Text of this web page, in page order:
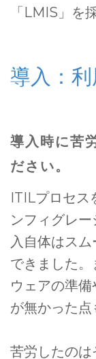
「LMIS」を
導入：
導入時に苦
ださい。
ITILプロセス
ンフィグレ
入自体はス
できました
ウェアの準
が無かった点
苦労したのは